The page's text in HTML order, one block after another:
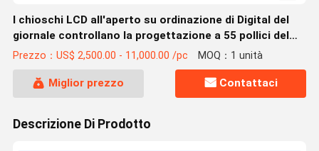
I chioschi LCD all'aperto su ordinazione di Digital del
giornale controllano la progettazione a 55 pollici del
baldacchino di X 2
Prezzo：US$ 2,500.00 - 11,000.00 /pc MOQ：1 unità
Miglior prezzo Contattaci
Descrizione Di Prodotto